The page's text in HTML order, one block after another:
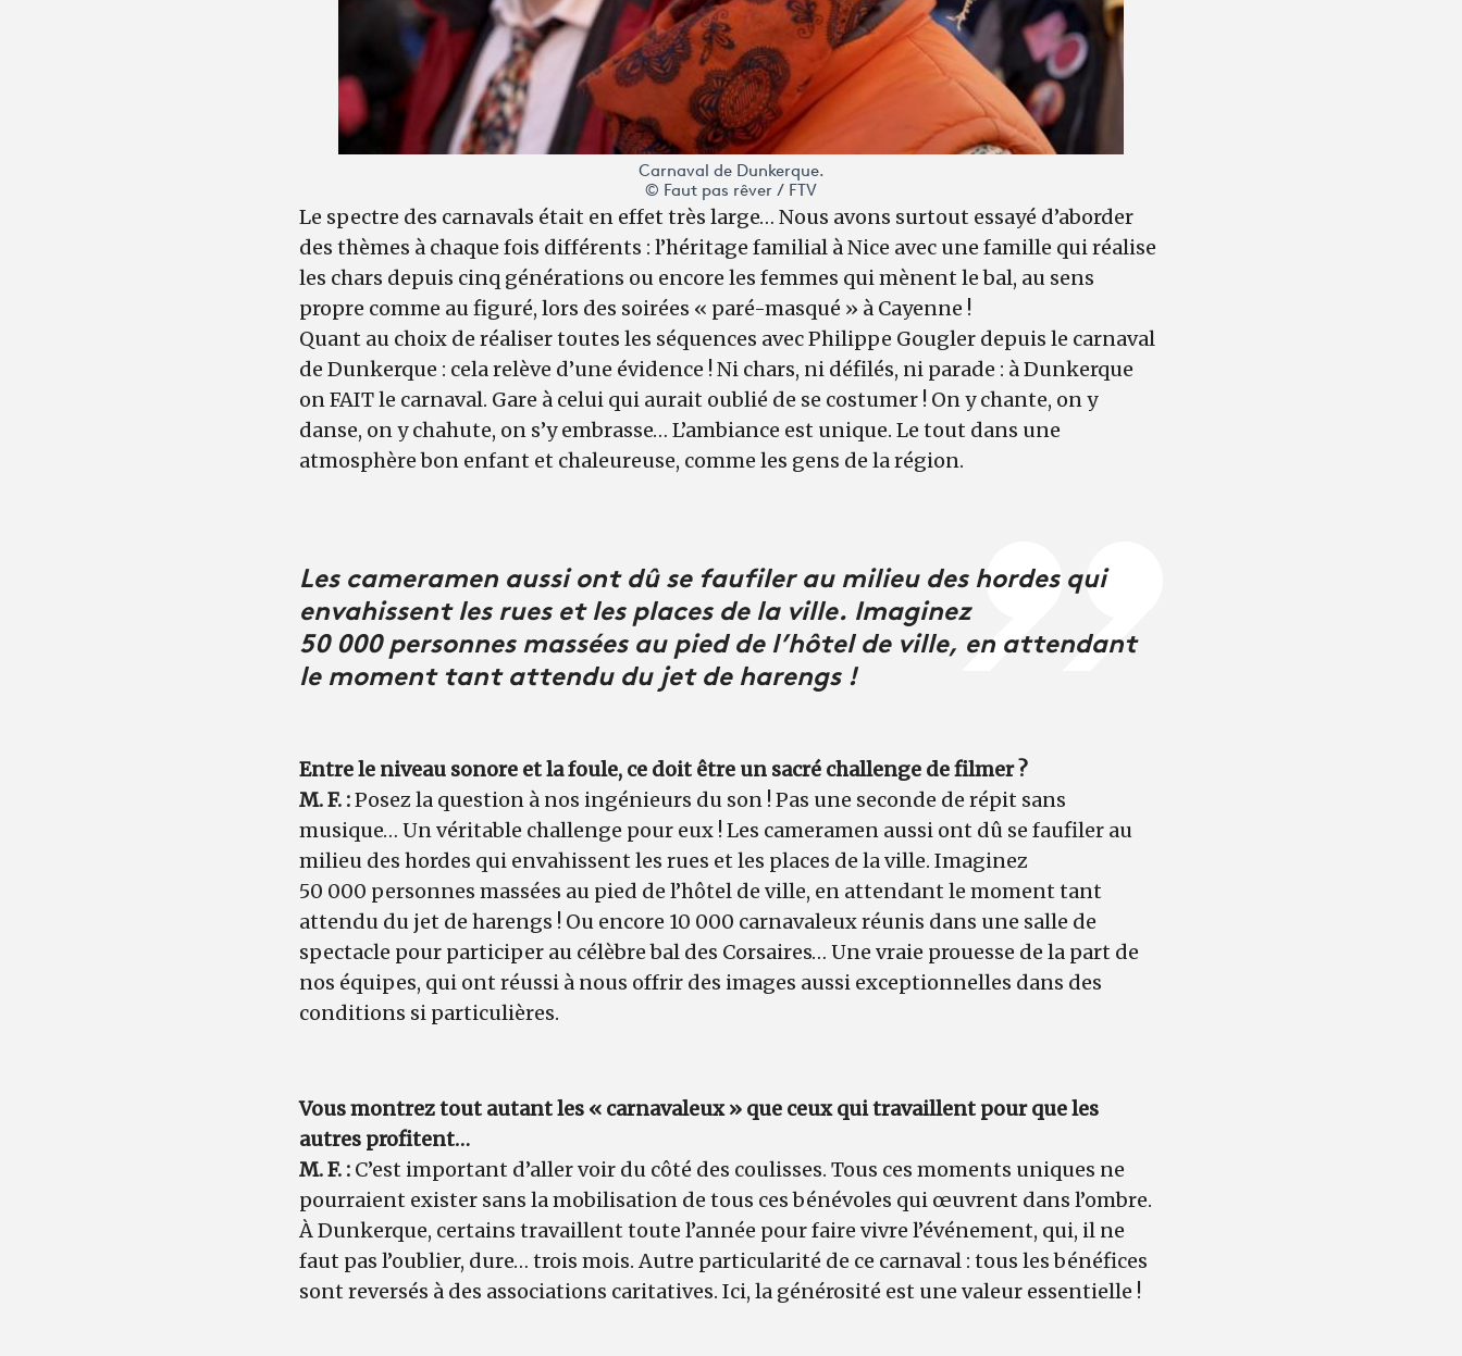
Carnaval de Dunkerque.
© Faut pas rêver / FTV
Le spectre des carnavals était en effet très large… Nous avons surtout essayé d’aborder
des thèmes à chaque fois différents : l’héritage familial à Nice avec une famille qui réalise
les chars depuis cinq générations ou encore les femmes qui mènent le bal, au sens
propre comme au figuré, lors des soirées « paré-masqué » à Cayenne !
Quant au choix de réaliser toutes les séquences avec Philippe Gougler depuis le carnaval
de Dunkerque : cela relève d’une évidence ! Ni chars, ni défilés, ni parade : à Dunkerque
on FAIT le carnaval. Gare à celui qui aurait oublié de se costumer ! On y chante, on y
danse, on y chahute, on s’y embrasse… L’ambiance est unique. Le tout dans une
atmosphère bon enfant et chaleureuse, comme les gens de la région.
Les cameramen aussi ont dû se faufiler au milieu des hordes qui
envahissent les rues et les places de la ville. Imaginez
50 000 personnes massées au pied de l’hôtel de ville, en attendant
le moment tant attendu du jet de harengs !
Entre le niveau sonore et la foule, ce doit être un sacré challenge de filmer ?
M. F. :Posez la question à nos ingénieurs du son ! Pas une seconde de répit sans
musique… Un véritable challenge pour eux ! Les cameramen aussi ont dû se faufiler au
milieu des hordes qui envahissent les rues et les places de la ville. Imaginez
50 000 personnes massées au pied de l’hôtel de ville, en attendant le moment tant
attendu du jet de harengs ! Ou encore 10 000 carnavaleux réunis dans une salle de
spectacle pour participer au célèbre bal des Corsaires… Une vraie prouesse de la part de
nos équipes, qui ont réussi à nous offrir des images aussi exceptionnelles dans des
conditions si particulières.
Vous montrez tout autant les « carnavaleux » que ceux qui travaillent pour que les
autres profitent…
M. F. : C’est important d’aller voir du côté des coulisses. Tous ces moments uniques ne
pourraient exister sans la mobilisation de tous ces bénévoles qui œuvrent dans l’ombre.
À Dunkerque, certains travaillent toute l’année pour faire vivre l’événement, qui, il ne
faut pas l’oublier, dure… trois mois. Autre particularité de ce carnaval : tous les bénéfices
sont reversés à des associations caritatives. Ici, la générosité est une valeur essentielle !